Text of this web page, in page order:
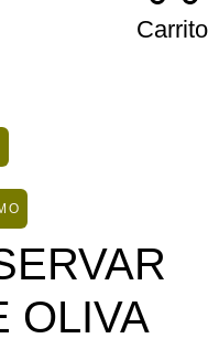
Carrito
OLIVA